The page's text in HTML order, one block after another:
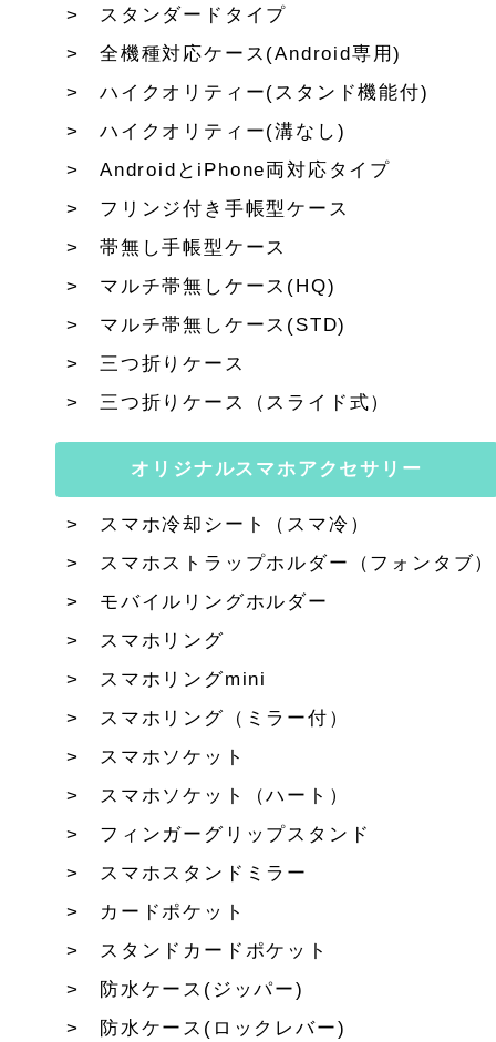
スタンダードタイプ
全機種対応ケース(Android専用)
ハイクオリティー(スタンド機能付)
ハイクオリティー(溝なし)
AndroidとiPhone両対応タイプ
フリンジ付き手帳型ケース
帯無し手帳型ケース
マルチ帯無しケース(HQ)
マルチ帯無しケース(STD)
三つ折りケース
三つ折りケース（スライド式）
オリジナルスマホアクセサリー
スマホ冷却シート（スマ冷）
スマホストラップホルダー（フォンタブ）
モバイルリングホルダー
スマホリング
スマホリングmini
スマホリング（ミラー付）
スマホソケット
スマホソケット（ハート）
フィンガーグリップスタンド
スマホスタンドミラー
カードポケット
スタンドカードポケット
防水ケース(ジッパー)
防水ケース(ロックレバー)